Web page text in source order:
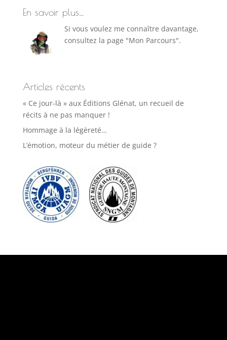
En savoir plus…
Si vous voulez me connaître davantage,
consultez la page "Mon Parcours".
Articles récents
« Ce jour-là » aux Éditions Glénat, un recueil de
récits à ne pas manquer !
Hommage à la légèreté…
L’émotion, moteur du métier de guide ?